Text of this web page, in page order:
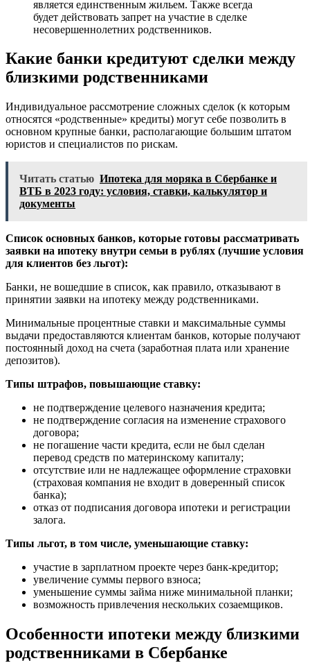
является единственным жильем. Также всегда
будет действовать запрет на участие в сделке
несовершеннолетних родственников.
Какие банки кредитуют сделки между
близкими родственниками
Индивидуальное рассмотрение сложных сделок (к которым
относятся «родственные» кредиты) могут себе позволить в
основном крупные банки, располагающие большим штатом
юристов и специалистов по рискам.
Читать статью Ипотека для моряка в Сбербанке и
ВТБ в 2023 году: условия, ставки, калькулятор и
документы
Список основных банков, которые готовы рассматривать
заявки на ипотеку внутри семьи в рублях (лучшие условия
для клиентов без льгот):
Банки, не вошедшие в список, как правило, отказывают в
принятии заявки на ипотеку между родственниками.
Минимальные процентные ставки и максимальные суммы
выдачи предоставляются клиентам банков, которые получают
постоянный доход на счета (заработная плата или хранение
депозитов).
Типы штрафов, повышающие ставку:
не подтверждение целевого назначения кредита;
не подтверждение согласия на изменение страхового
договора;
не погашение части кредита, если не был сделан
перевод средств по материнскому капиталу;
отсутствие или не надлежащее оформление страховки
(страховая компания не входит в доверенный список
банка);
отказ от подписания договора ипотеки и регистрации
залога.
Типы льгот, в том числе, уменьшающие ставку:
участие в зарплатном проекте через банк-кредитор;
увеличение суммы первого взноса;
уменьшение суммы займа ниже минимальной планки;
возможность привлечения нескольких созаемщиков.
Особенности ипотеки между близкими
родственниками в Сбербанке